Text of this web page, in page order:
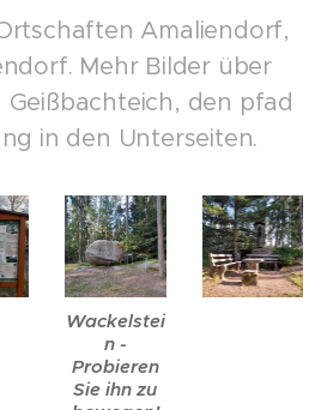
Amaliendorf,
Mehr Bilder über
den pfad
in den Unterseiten.
Wackelstei
n -
Probieren
Sie ihn zu